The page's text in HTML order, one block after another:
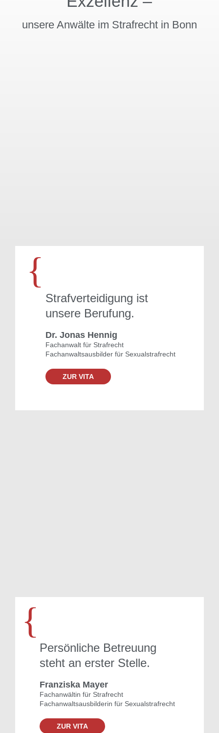
Strafrecht sucht.
Dr. jur. Hennig.
unsere Anwälte im Strafrecht in Bonn
{
Strafverteidigung ist
unsere Berufung.
Dr. Jonas Hennig
Fachanwalt für Strafrecht
Fachanwaltsausbilder für Sexualstrafrecht
ZUR VITA
{
Persönliche Betreuung
steht an erster Stelle.
Franziska Mayer
Fachanwältin für Strafrecht
Fachanwaltsausbilderin für Sexualstrafrecht
ZUR VITA